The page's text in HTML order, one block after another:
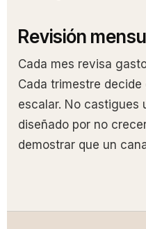
Revisión
Cada mes revisa
Cada trimestre
escalar. No castigues
diseñado por no
demostrar que un